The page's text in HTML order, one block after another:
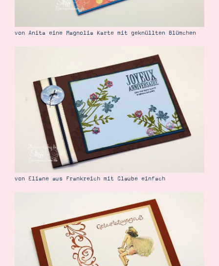
von Anita eine Magnolia Karte mit geknüllten Blümchen
von Eliane aus Frankreich mit Glaube einfach